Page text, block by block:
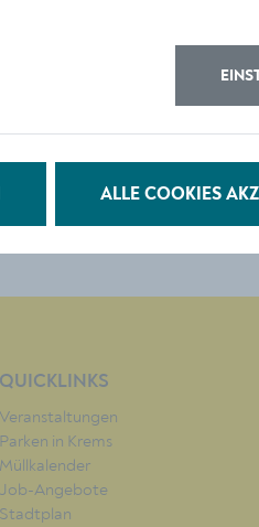
QUICKLINKS
Veranstaltungen
Parken in Krems
Müllkalender
Job-Angebote
Stadtplan
ALLE COOKIES